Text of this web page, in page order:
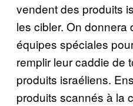
vendent des produits
les cibler. On donnera
équipes spéciales
remplir leur caddie de
produits israéliens.
produits scannés à la